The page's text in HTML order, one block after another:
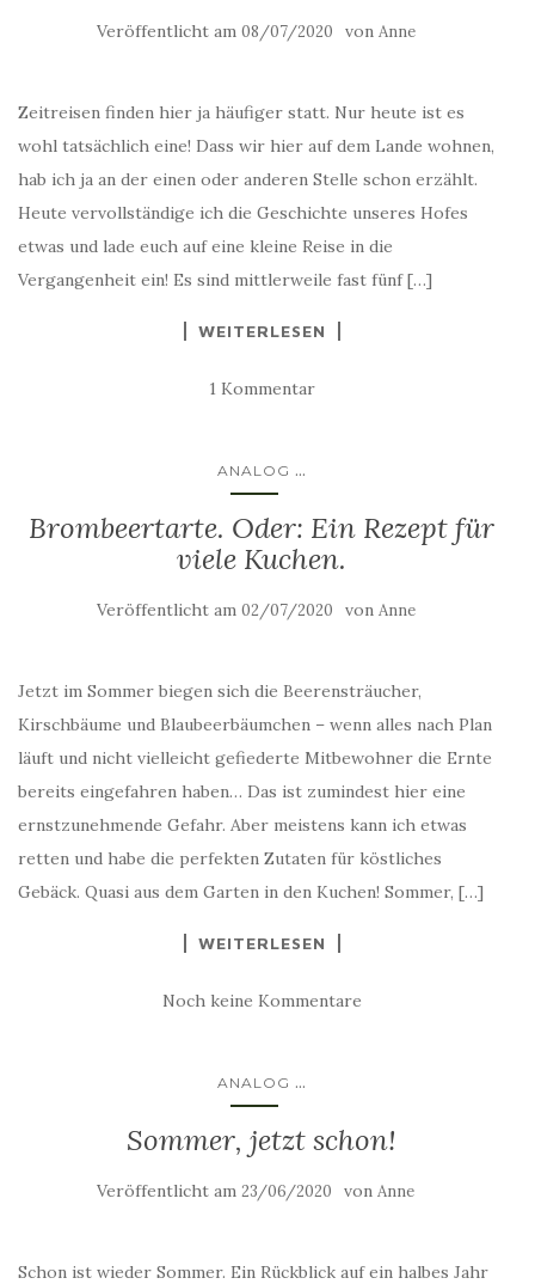
Veröffentlicht am 08/07/2020 von Anne
Zeitreisen finden hier ja häufiger statt. Nur heute ist es
wohl tatsächlich eine! Dass wir hier auf dem Lande wohnen,
hab ich ja an der einen oder anderen Stelle schon erzählt.
Heute vervollständige ich die Geschichte unseres Hofes
etwas und lade euch auf eine kleine Reise in die
Vergangenheit ein! Es sind mittlerweile fast fünf […]
WEITERLESEN
1 Kommentar
ANALOG ...
Brombeertarte. Oder: Ein Rezept für
viele Kuchen.
Veröffentlicht am 02/07/2020 von Anne
Jetzt im Sommer biegen sich die Beerensträucher,
Kirschbäume und Blaubeerbäumchen – wenn alles nach Plan
läuft und nicht vielleicht gefiederte Mitbewohner die Ernte
bereits eingefahren haben… Das ist zumindest hier eine
ernstzunehmende Gefahr. Aber meistens kann ich etwas
retten und habe die perfekten Zutaten für köstliches
Gebäck. Quasi aus dem Garten in den Kuchen! Sommer, […]
WEITERLESEN
Noch keine Kommentare
ANALOG ...
Sommer, jetzt schon!
Veröffentlicht am 23/06/2020 von Anne
Schon ist wieder Sommer. Ein Rückblick auf ein halbes Jahr